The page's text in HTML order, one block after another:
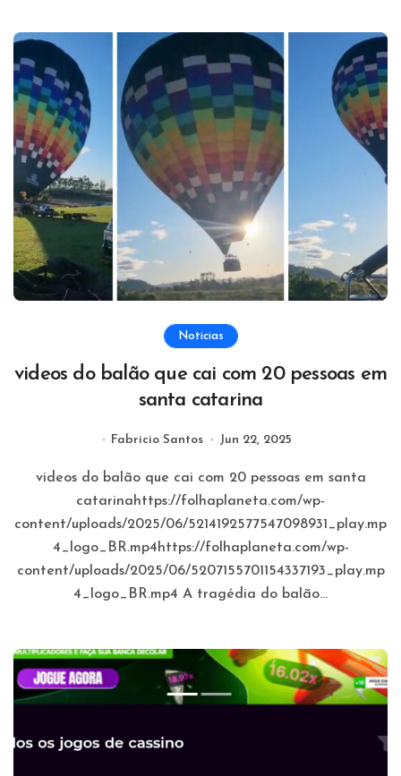
Noticias
videos do balão que cai com 20 pessoas em
santa catarina
Fabricio Santos Jun 22, 2025
videos do balão que cai com 20 pessoas em santa
catarinahttps://folhaplaneta.com/wp-
content/uploads/2025/06/5214192577547098931_play.mp
4_logo_BR.mp4https://folhaplaneta.com/wp-
content/uploads/2025/06/5207155701154337193_play.mp
4_logo_BR.mp4 A tragédia do balão...